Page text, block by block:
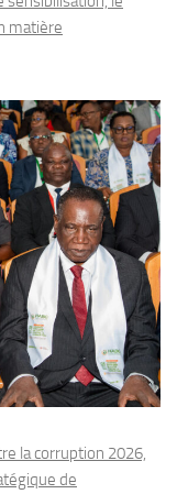
matière
la corruption 2026,
de